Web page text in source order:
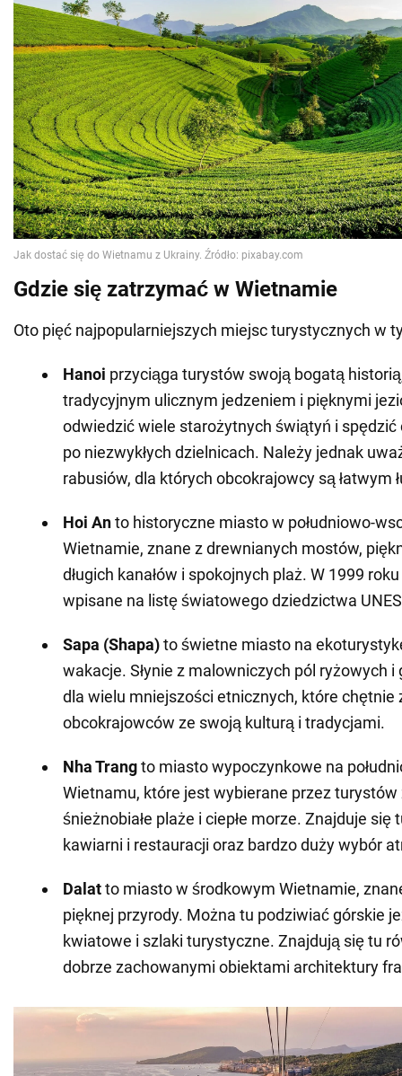
Gdzie się zatrzymać w Wietnamie
Oto pięć najpopularniejszych miejsc turystycznych w
Hanoi przyciąga turystów swoją bogatą
tradycyjnym ulicznym jedzeniem i pięknymi
odwiedzić wiele starożytnych świątyń i spędzić
po niezwykłych dzielnicach. Należy jednak
rabusiów, dla których obcokrajowcy są łatwym
Hoi Anto historyczne miasto w południowo-
Wietnamie, znane z drewnianych mostów,
długich kanałów i spokojnych plaż. W 1999
wpisane na listę światowego dziedzictwa
Sapa (Shapa)to świetne miasto na
wakacje. Słynie z malowniczych pól ryżowych
dla wielu mniejszości etnicznych, które chętnie
obcokrajowców ze swoją kulturą i tradycjami.
Nha Trangto miasto wypoczynkowe na
Wietnamu, które jest wybierane przez turystów
śnieżnobiałe plaże i ciepłe morze. Znajduje się
kawiarni i restauracji oraz bardzo duży wybór
Dalatto miasto w środkowym Wietnamie,
pięknej przyrody. Można tu podziwiać górskie
kwiatowe i szlaki turystyczne. Znajdują się tu
dobrze zachowanymi obiektami architektury